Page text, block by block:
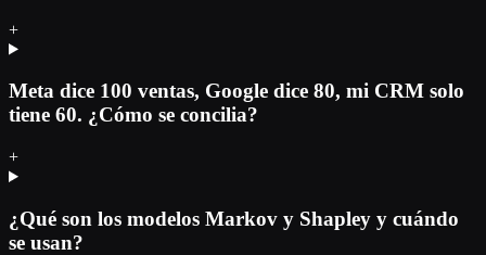
+
Meta dice 100 ventas, Google dice 80, mi CRM solo
tiene 60. ¿Cómo se concilia?
+
¿Qué son los modelos Markov y Shapley y cuándo
se usan?